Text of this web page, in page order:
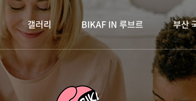
갤러리 BIKAF IN 루브르 부산